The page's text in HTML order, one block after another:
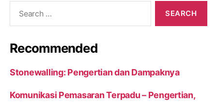
Recommended
Stonewalling: Pengertian dan Dampaknya
Komunikasi Pemasaran Terpadu – Pengertian,